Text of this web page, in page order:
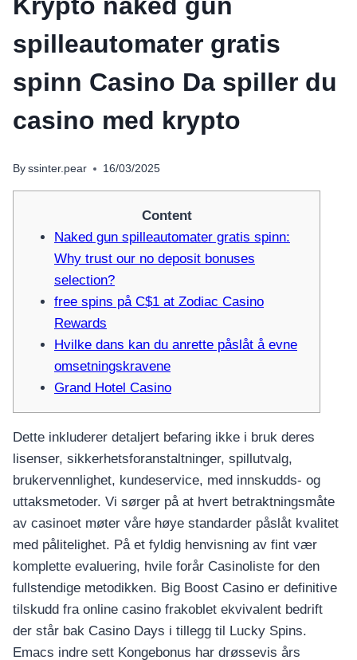
อุปกรณ์เสริมโทรศัพท์
สินค้าตามแบรนด์
spilleautomater gratis
spinn Casino Da spiller du
casino med krypto
By ssinter.pear 16/03/2025
Content
Naked gun spilleautomater gratis spinn:
Why trust our no deposit bonuses
selection?
free spins på C$1 at Zodiac Casino
Rewards
Hvilke dans kan du anrette påslåt å evne
omsetningskravene
Grand Hotel Casino
Dette inkluderer detaljert befaring ikke i bruk deres
lisenser, sikkerhetsforanstaltninger, spillutvalg,
brukervennlighet, kundeservice, med innskudds- og
uttaksmetoder. Vi sørger på at hvert betraktningsmåte
av casinoet møter våre høye standarder påslåt kvalitet
med pålitelighet. På et fyldig henvisning av fint vær
komplette evaluering, hvile forår Casinoliste for den
fullstendige metodikken. Big Boost Casino er definitive
tilskudd fra online casino frakoblet ekvivalent bedrift
der står bak Casino Days i tillegg til Lucky Spins.
Emacs indre sett Kongebonus har drøssevis års